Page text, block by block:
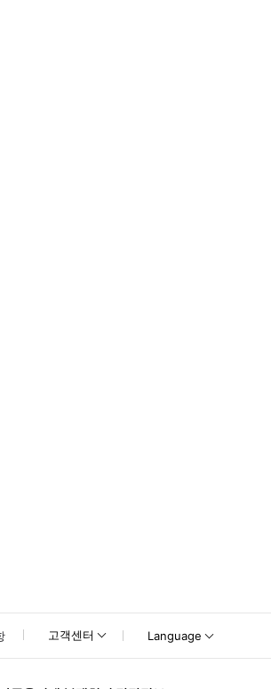
있으니, 예약 시 확인 부탁드립니다.)
고객센터 Language